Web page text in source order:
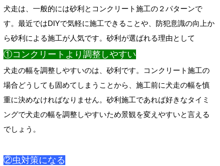
犬走は、一般的には砂利とコンクリート施工の２パターンで
す。最近ではDIYで気軽に施工できることや、防犯意識の向上か
ら砂利による施工が人気です。砂利が選ばれる理由として
①コンクリートより調整しやすい
犬走の幅を調整しやすいのは、砂利です。コンクリート施工の
場合どうしても固めてしまうことから、施工前に犬走の幅を慎
重に決めなければなりません。砂利施工であれば好きなタイミ
ングで犬走の幅を調整しやすいため景観を変えやすいと言える
でしょう。
②虫対策になる